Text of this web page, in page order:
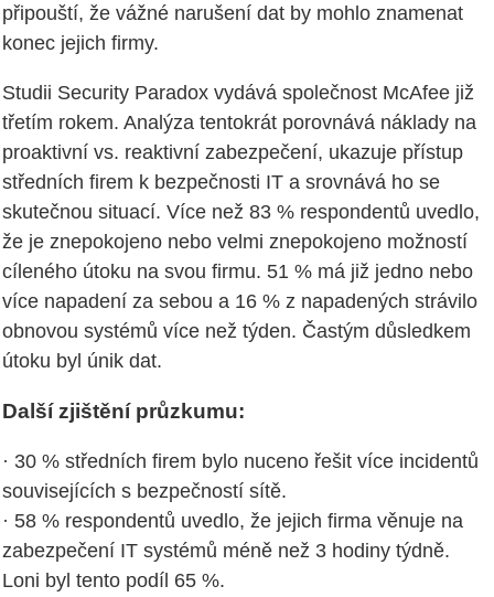
připouští, že vážné narušení dat by mohlo znamenat
konec jejich firmy.
Studii Security Paradox vydává společnost McAfee již
třetím rokem. Analýza tentokrát porovnává náklady na
proaktivní vs. reaktivní zabezpečení, ukazuje přístup
středních firem k bezpečnosti IT a srovnává ho se
skutečnou situací. Více než 83 % respondentů uvedlo,
že je znepokojeno nebo velmi znepokojeno možností
cíleného útoku na svou firmu. 51 % má již jedno nebo
více napadení za sebou a 16 % z napadených strávilo
obnovou systémů více než týden. Častým důsledkem
útoku byl únik dat.
Další zjištění průzkumu:
· 30 % středních firem bylo nuceno řešit více incidentů
souvisejících s bezpečností sítě.
· 58 % respondentů uvedlo, že jejich firma věnuje na
zabezpečení IT systémů méně než 3 hodiny týdně.
Loni byl tento podíl 65 %.